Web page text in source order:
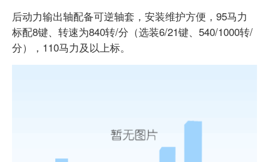
后动力输出轴配备可逆轴套，安装维护方便，95马力
标配8键、转速为840转/分（选装6/21键、540/1000转/
分），110马力及以上标。